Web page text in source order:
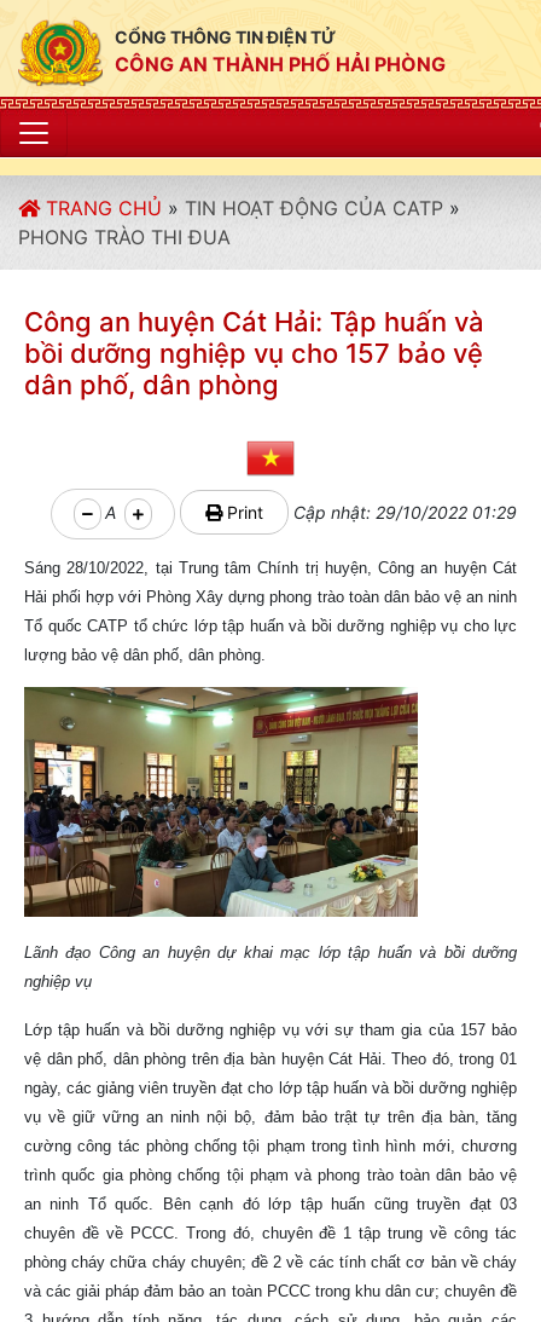
CỔNG THÔNG TIN ĐIỆN TỬ
CÔNG AN THÀNH PHỐ HẢI PHÒNG
"CÔNG AN THÀNH
TRANG CHỦ » TIN HOẠT ĐỘNG CỦA CATP »
PHONG TRÀO THI ĐUA
Công an huyện Cát Hải: Tập huấn và
bồi dưỡng nghiệp vụ cho 157 bảo vệ
dân phố, dân phòng
A Print Cập nhật: 29/10/2022 01:29
Sáng 28/10/2022, tại Trung tâm Chính trị huyện, Công an huyện Cát
Hải phối hợp với Phòng Xây dựng phong trào toàn dân bảo vệ an ninh
Tổ quốc CATP tổ chức lớp tập huấn và bồi dưỡng nghiệp vụ cho lực
lượng bảo vệ dân phố, dân phòng.
Lãnh đạo Công an huyện dự khai mạc lớp tập huấn và bồi dưỡng
nghiệp vụ
Lớp tập huấn và bồi dưỡng nghiệp vụ với sự tham gia của 157 bảo
vệ dân phố, dân phòng trên địa bàn huyện Cát Hải. Theo đó, trong 01
ngày, các giảng viên truyền đạt cho lớp tập huấn và bồi dưỡng nghiệp
vụ về giữ vững an ninh nội bộ, đảm bảo trật tự trên địa bàn, tăng
cường công tác phòng chống tội phạm trong tình hình mới, chương
trình quốc gia phòng chống tội phạm và phong trào toàn dân bảo vệ
an ninh Tổ quốc. Bên cạnh đó lớp tập huấn cũng truyền đạt 03
chuyên đề về PCCC. Trong đó, chuyên đề 1 tập trung về công tác
phòng cháy chữa cháy chuyên; đề 2 về các tính chất cơ bản về cháy
và các giải pháp đảm bảo an toàn PCCC trong khu dân cư; chuyên đề